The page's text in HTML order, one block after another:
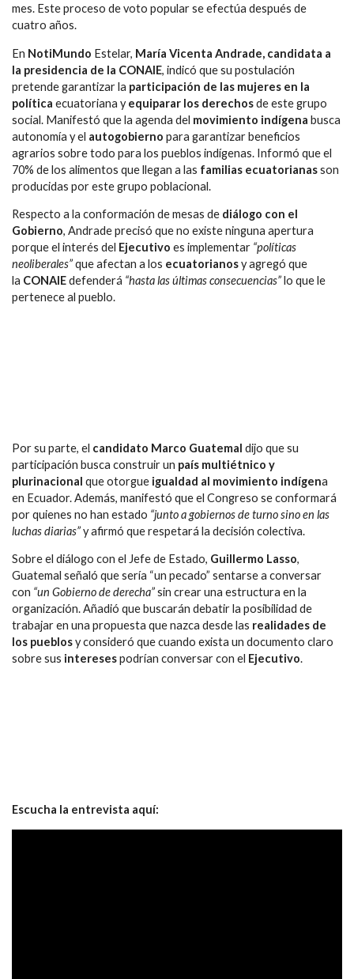
mes. Este proceso de voto popular se efectúa después de
cuatro años.
En NotiMundo Estelar, María Vicenta Andrade, candidata a
la presidencia de la CONAIE, indicó que su postulación
pretende garantizar la participación de las mujeres en la
política ecuatoriana yequiparar los derechosde este grupo
social. Manifestó que la agenda del movimiento indígena busca
autonomía y el autogobierno para garantizar beneficios
agrarios sobre todo para los pueblos indígenas. Informó que el
70% de los alimentos que llegan a las familias ecuatorianasson
producidas por este grupo poblacional.
Respecto a la conformación de mesas de diálogo con el
Gobierno, Andrade precisó que no existe ninguna apertura
porque el interés del Ejecutivo es implementar “políticas
neoliberales”que afectan a los ecuatorianosy agregó que
la CONAIEdefenderá “hasta las últimas consecuencias”lo que le
pertenece al pueblo.
Por su parte, el candidato Marco Guatemal dijo que su
participación busca construir un país multiétnico y
plurinacional que otorgue igualdad al movimiento indígena
en Ecuador. Además, manifestó que el Congreso se conformará
por quienes no han estado “junto a gobiernos de turno sino en las
luchas diarias”y afirmó que respetará la decisión colectiva.
Sobre el diálogo con el Jefe de Estado, Guillermo Lasso,
Guatemal señaló que sería “un pecado” sentarse a conversar
con “un Gobierno de derecha”sin crear una estructura en la
organización. Añadió que buscarán debatir la posibilidad de
trabajar en una propuesta que nazca desde las realidades de
los pueblosy consideró que cuando exista un documento claro
sobre sus interesespodrían conversar con el Ejecutivo.
Escucha la entrevista aquí: